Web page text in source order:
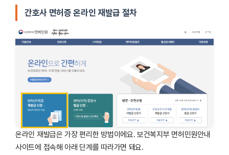
간호사 면허증 온라인 재발급 절차
온라인 재발급은 가장 편리한 방법이에요. 보건복지부 면허민원안내
사이트에 접속해 아래 단계를 따라가면 돼요.